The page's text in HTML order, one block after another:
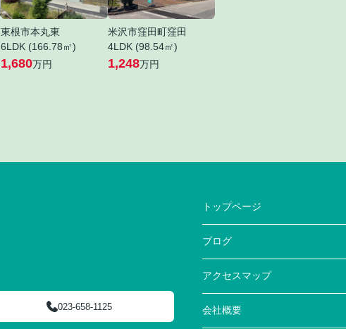
東根市本丸東
6LDK (166.78㎡)
1,680万円
米沢市窪田町窪田
4LDK (98.54㎡)
1,248万円
023-658-1125
トップページ
ブログ
アクセスマップ
会社概要